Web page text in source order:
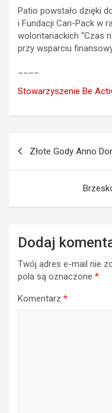
Patio powstało dzięki
i Fundacji Can-Pack w
wolontariackich “Czas
przy wsparciu
Stowarzyszenie Be
Złote Gody Anno
Dodaj
Twój adres e-mail nie
pola są oznaczone *
Komentarz *